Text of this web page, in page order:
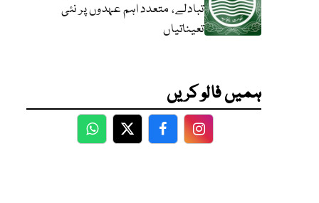
تبادلے، متعدد اہم عہدوں پر نئی
تعیناتیاں
ہمیں فالو کریں
WhatsApp
TwitterFacebookFacebook